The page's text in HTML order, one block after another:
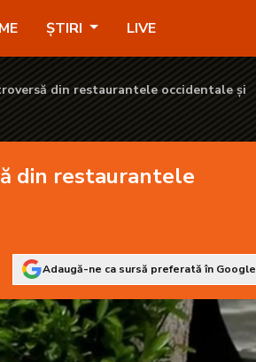
și scepticismul românilor - KANAL D2
ȘTIRI LIVE
din restaurantele occidentale și
din restaurantele
Adaugă-ne ca sursă preferată în Google